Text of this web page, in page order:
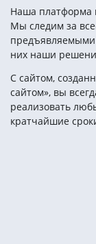
Наша платформа
Мы следим за
предъявляемыми
них наши
С сайтом,
сайтом», вы
реализовать
кратчайшие